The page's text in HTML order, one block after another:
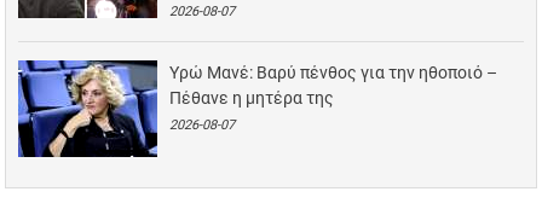
2026-08-07
Υρώ Μανέ: Βαρύ πένθος για την ηθοποιό –
Πέθανε η μητέρα της
2026-08-07